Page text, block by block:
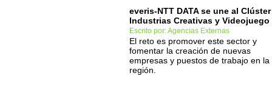
everis-NTT DATA se une al
Industrias Creativas y Videojuego
Escrito por: Agencias Externas
El reto es promover este sector y
fomentar la creación de nuevas
empresas y puestos de trabajo en la
región.